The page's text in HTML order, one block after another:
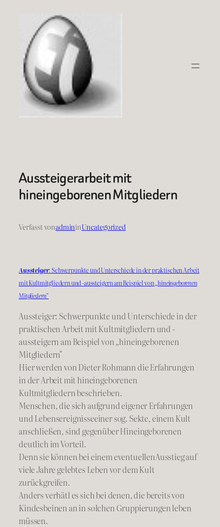
springen
Aussteigerarbeit mit
hineingeborenen Mitgliedern
Verfasst vonadmininUncategorized
Aussteiger: Schwerpunkte und Unterschiede in der praktischen Arbeit
mit Kultmitgliedern und -aussteigern am Beispiel von„hineingeborenen
Mitgliedern"
Aussteiger: Schwerpunkte und Unterschiede in der
praktischen Arbeit mit Kultmitgliedern und -
aussteigern am Beispiel von „hineingeborenen
Mitgliedern"
Hier werden von Dieter Rohmann die Erfahrungen
in der Arbeit mit hineingeborenen
Kultmitgliedern beschrieben.
Menschen, die sich aufgrund eigener Erfahrungen
und Lebensereignisseeiner sog. Sekte, einem Kult
anschließen, sind gegenüber Hineingeborenen
deutlich im Vorteil.
Denn sie können bei einem eventuellenAusstieg auf
viele Jahre gelebtes Leben vor dem Kult
zurückgreifen.
Anders verhätl es sich bei denen, die bereits von
Kindesbeinen an in solchen Gruppierungen leben
müssen.